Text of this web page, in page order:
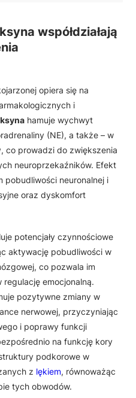
współdziałają
opiera się na
i
hamuje wychwyt
(NE), a także – w
co prowadzi do zwiększenia
neuroprzekaźników. Efekt
pobudliwości neuronalnej i
oraz dyskomfort
potencjały czynnościowe
aktywację pobudliwości w
co pozwala im
emocjonalną.
pozytywne zmiany w
nerwowej, przyczyniając
i poprawy funkcji
na funkcję kory
podkorowe w
z lękiem, równoważąc
tych obwodów.